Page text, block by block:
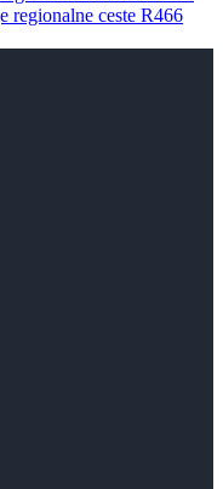
regionalne ceste R466